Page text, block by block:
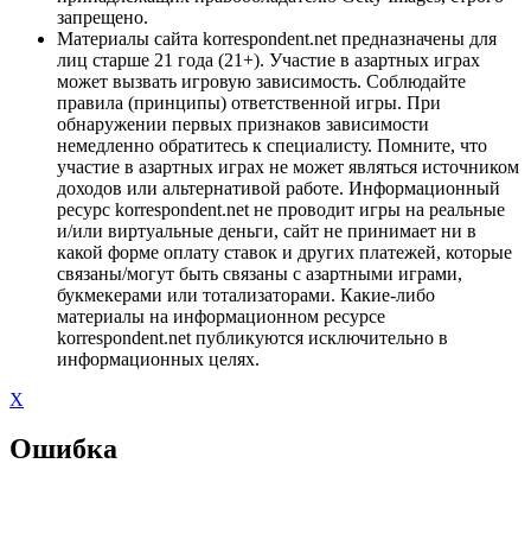
запрещено.
Материалы сайта korrespondent.net предназначены для
лиц старше 21 года (21+). Участие в азартных играх
может вызвать игровую зависимость. Соблюдайте
правила (принципы) ответственной игры. При
обнаружении первых признаков зависимости
немедленно обратитесь к специалисту. Помните, что
участие в азартных играх не может являться источником
доходов или альтернативой работе. Информационный
ресурс korrespondent.net не проводит игры на реальные
и/или виртуальные деньги, сайт не принимает ни в
какой форме оплату ставок и других платежей, которые
связаны/могут быть связаны с азартными играми,
букмекерами или тотализаторами. Какие-либо
материалы на информационном ресурсе
korrespondent.net публикуются исключительно в
информационных целях.
X
Ошибка